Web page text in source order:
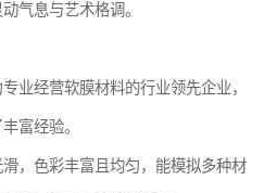
气息与艺术格调。
业经营软膜材料的行业领先企业，
富经验。
，色彩丰富且均匀，能模拟多种材